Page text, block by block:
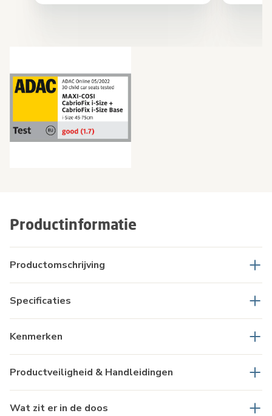
Productinformatie
Productomschrijving
Specificaties
Kenmerken
Productveiligheid & Handleidingen
Wat zit er in de doos